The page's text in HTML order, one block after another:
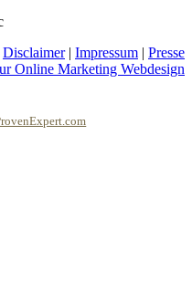
Disclaimer| Impressum | Presse
Online Marketing Webdesign